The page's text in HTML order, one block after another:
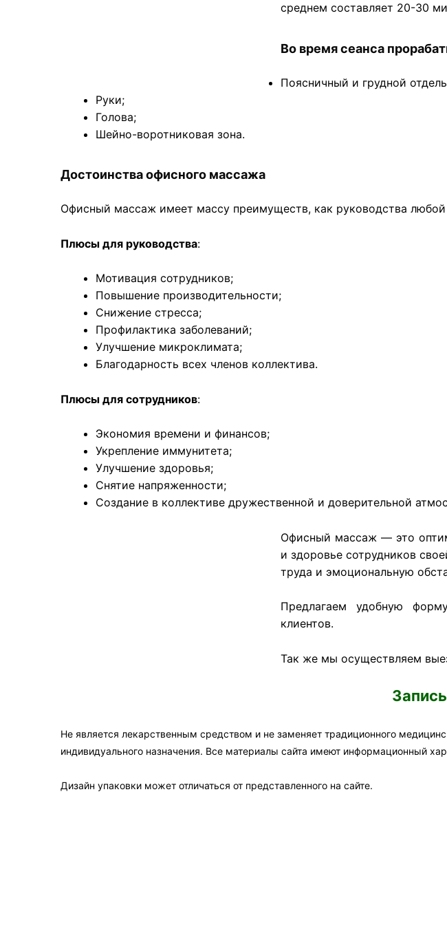
среднем составляет 20-30
Во время сеанса
Поясничный и грудной
Руки;
Голова;
Шейно-воротниковая зона.
Достоинства офисного массажа
Офисный массаж имеет массу преимуществ, как руководства
Плюсы для руководства:
Мотивация сотрудников;
Повышение производительности;
Снижение стресса;
Профилактика заболеваний;
Улучшение микроклимата;
Благодарность всех членов коллектива.
Плюсы для сотрудников:
Экономия времени и финансов;
Укрепление иммунитета;
Улучшение здоровья;
Снятие напряженности;
Создание в коллективе дружественной и доверительной
Офисный массаж — это
и здоровье сотрудников
труда и эмоциональную
Предлагаем удобную
клиентов.
Так же мы осуществляем
Не является лекарственным средством и не заменяет традиционного
индивидуального назначения. Все материалы сайта имеют информационный
Дизайн упаковки может отличаться от представленного на сайте.